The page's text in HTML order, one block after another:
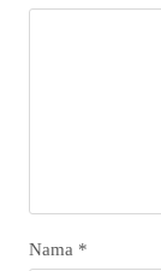
Nama *